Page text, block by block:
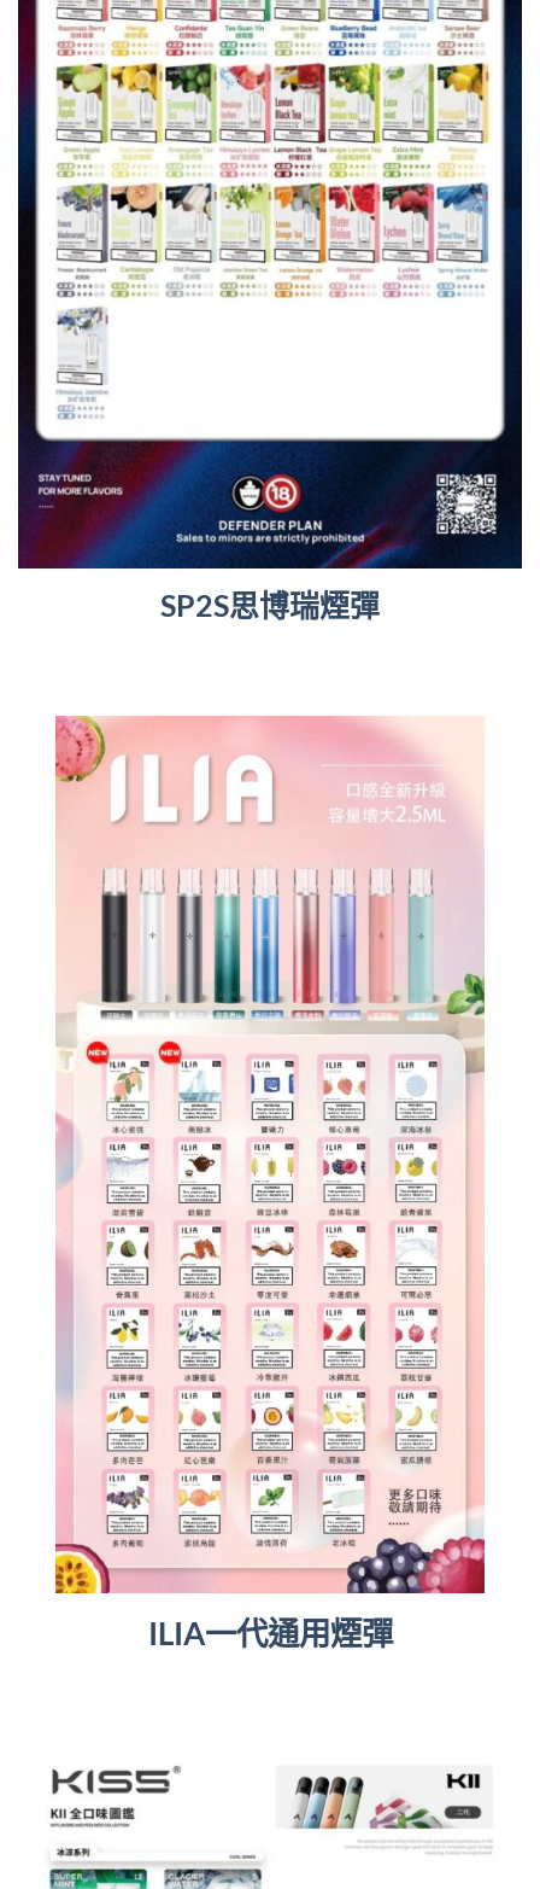
SP2S思博瑞煙彈
ILIA一代通用煙彈